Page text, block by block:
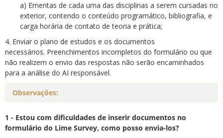
a) Ementas de cada uma das disciplinas a serem cursadas no
exterior, contendo o conteúdo programático, bibliografia, e
carga horária de contato de teoria e prática;
4. Enviar o plano de estudos e os documentos
necessários. Preenchimentos incompletos do formulário ou que
não realizem o envio das respostas não serão encaminhados
para a análise do AI responsável.
Observações:
1 - Estou com dificuldades de inserir documentos no
formulário do Lime Survey, como posso envia-los?